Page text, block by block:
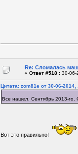
Re: Сломалась
« Ответ #518 :30-06-
Цитата: zom81e от 30-06-2014,
Все нашел. Сентябрь 2013-го.
Вот это правильно!